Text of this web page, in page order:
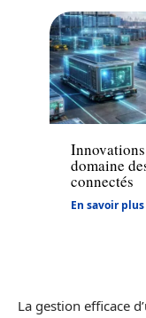
Entreprise
domaine
connectés
En savoir plus
La gestion efficace